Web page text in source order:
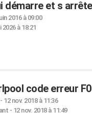
démarre et s
2016 à 09:00
2026 à 18:21
code erreur
- 12 nov. 2018 à 11:36
- 12 nov. 2018 à 11:49